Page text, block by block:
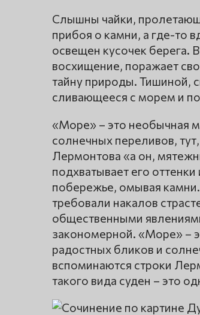
Слышны чайки,
прибоя о камни, а где-то
освещен кусочек берега.
восхищение, поражает
тайну природы. Тишиной,
сливающееся с морем и
«Море» – это необычная
солнечных переливов,
Лермонтова «а он,
подхватывает его
побережье, омывая
требовали накалов
общественными
закономерной. «Море» –
радостных бликов и
вспоминаются строки
такого вида суден – это